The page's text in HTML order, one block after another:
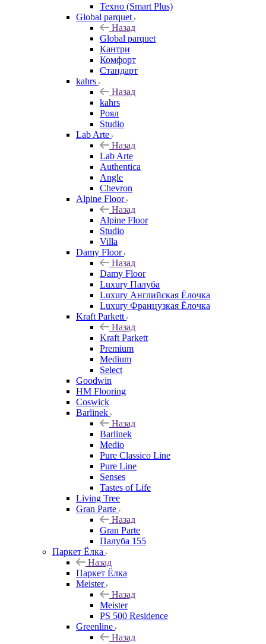
Техно (Smart Plus)
Global parquet
Назад
Global parquet
Кантри
Комфорт
Стандарт
kahrs
Назад
kahrs
Роял
Studio
Lab Arte
Назад
Lab Arte
Authentica
Angle
Chevron
Alpine Floor
Назад
Alpine Floor
Studio
Villa
Damy Floor
Назад
Damy Floor
Luxury Палуба
Luxury Английская Ёлочка
Luxury Французкая Ёлочка
Kraft Parkett
Назад
Kraft Parkett
Premium
Medium
Select
Goodwin
HM Flooring
Coswick
Barlinek
Назад
Barlinek
Medio
Pure Classico Line
Pure Line
Senses
Tastes of Life
Living Tree
Gran Parte
Назад
Gran Parte
Палуба 155
Паркет Ёлка
Назад
Паркет Ёлка
Meister
Назад
Meister
PS 500 Residence
Greenline
Назад